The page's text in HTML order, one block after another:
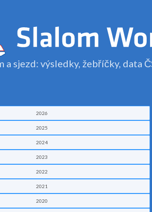
a sjezd: výsledky, žebříčky, data
2026
2025
2024
2023
2022
2021
2020